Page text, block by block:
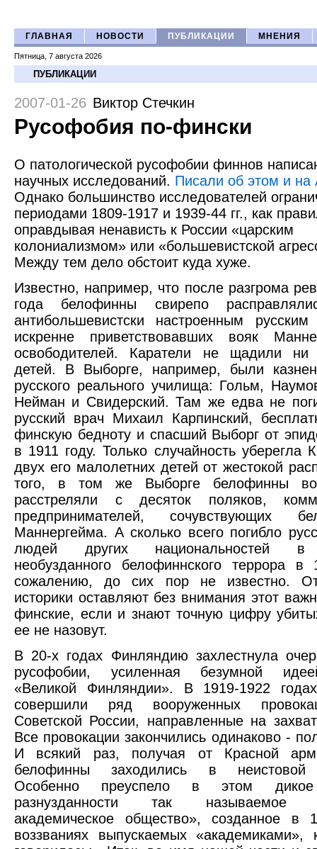
ГЛАВНАЯ НОВОСТИ ПУБЛИКАЦИИ МНЕНИЯ
Пятница, 7 августа 2026
ПУБЛИКАЦИИ
2007-01-26 Виктор Стечкин
Русофобия по-фински
О патологической русофобии финнов
научных исследований. Писали об этом и
Однако большинство исследователей
периодами 1809-1917 и 1939-44 гг., как
оправдывая ненависть к России «царским
колониализмом» или «большевистской
Между тем дело обстоит куда хуже.
Известно, например, что после разгрома
года белофинны свирепо
антибольшевистски настроенным русским
искренне приветствовавших вояк
освободителей. Каратели не щадили
детей. В Выборге, например, были
русского реального училища: Гольм,
Нейман и Свидерский. Там же едва не
русский врач Михаил Карпинский,
финскую бедноту и спасший Выборг от
в 1911 году. Только случайность уберегла
двух его малолетних детей от жестокой
того, в том же Выборге белофинны
расстреляли с десяток поляков,
предпринимателей, сочувствующих
Маннергейма. А сколько всего погибло
людей других национальностей в
необузданного белофиннского террора в
сожалению, до сих пор не известно.
историки оставляют без внимания этот
финские, если и знают точную цифру
ее не назовут.
В 20-х годах Финляндию захлестнула
русофобии, усиленная безумной
«Великой Финляндии». В 1919-1922
совершили ряд вооруженных
Советской России, направленные на
Все провокации закончились одинаково -
И всякий раз, получая от Красной
белофинны заходились в неистовой
Особенно преуспело в этом
разнузданности так называемое
академическое общество», созданное в
воззваниях выпускаемых «академиками»,